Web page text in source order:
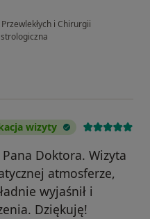
i Chirurgii
wizyty
Doktora. Wizyta
atmosferze,
wyjaśnił i
Dziękuję!